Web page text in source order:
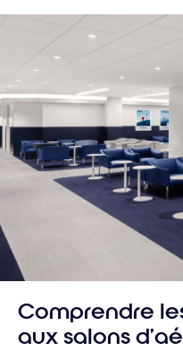
Comprendre
aux salons